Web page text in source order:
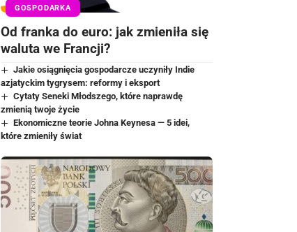
GOSPODARKA
Od franka do euro: jak zmieniła się
waluta we Francji?
Jakie osiągnięcia gospodarcze uczyniły Indie
azjatyckim tygrysem: reformy i eksport
Cytaty Seneki Młodszego, które naprawdę
zmienią twoje życie
Ekonomiczne teorie Johna Keynesa — 5 idei,
które zmieniły świat